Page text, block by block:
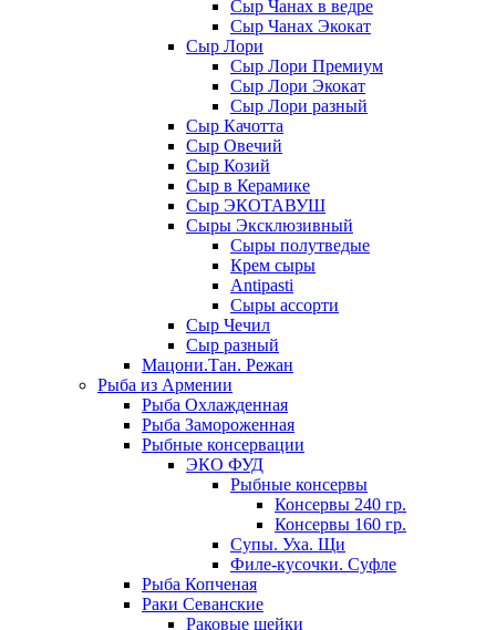
Сыр Чанах в ведре
Сыр Чанах Экокат
Сыр Лори
Сыр Лори Премиум
Сыр Лори Экокат
Сыр Лори разный
Сыр Качотта
Сыр Овечий
Сыр Козий
Сыр в Керамике
Сыр ЭКОТАВУШ
Сыры Эксклюзивный
Сыры полутведые
Крем сыры
Antipasti
Сыры ассорти
Сыр Чечил
Сыр разный
Мацони.Тан. Режан
Рыба из Армении
Рыба Охлажденная
Рыба Замороженная
Рыбные консервации
ЭКО ФУД
Рыбные консервы
Консервы 240 гр.
Консервы 160 гр.
Супы. Уха. Щи
Филе-кусочки. Суфле
Рыба Копченая
Раки Севанские
Раковые шейки